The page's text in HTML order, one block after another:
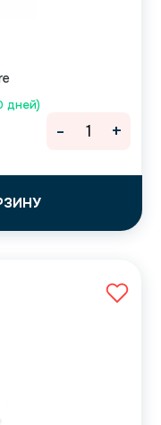
дней)
- +